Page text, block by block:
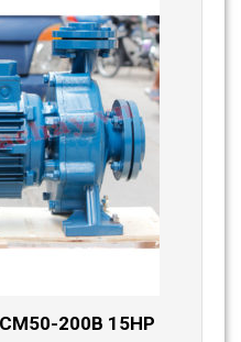
200B 15HP